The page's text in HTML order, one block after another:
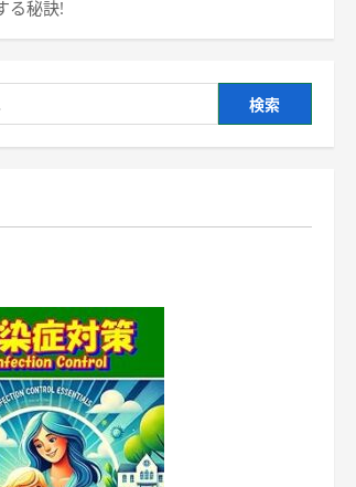
る秘訣!